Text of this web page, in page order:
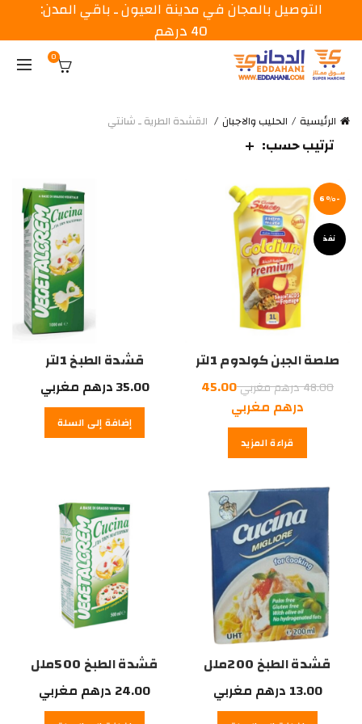
0
الرئيسية الحليب والاجبان القشدة الطرية ـ شانتي
ترتيب حسب:
-6%
نفذ
صلصة الجبن كولدوم 1لتر
48.00درهم مغربيالسعر
الأصلي
هو:
مغربي.
45.00
درهم مغربي
الحالي
درهم
مغربي.
قراءة المزيد
قشدة الطبخ 1لتر
35.00درهم مغربي
إضافة إلى السلة
قشدة الطبخ 200ملل
13.00 درهم مغربي
قشدة الطبخ 500ملل
24.00 درهم مغربي
التوصيل بالمجان في مدينة العيون ـ باقي المدن:
40 درهم